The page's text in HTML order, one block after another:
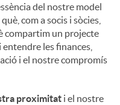
del nostre model
com a socis i sòcies,
compartim un projecte
les finances,
i el nostre compromís
proximitat i el nostre